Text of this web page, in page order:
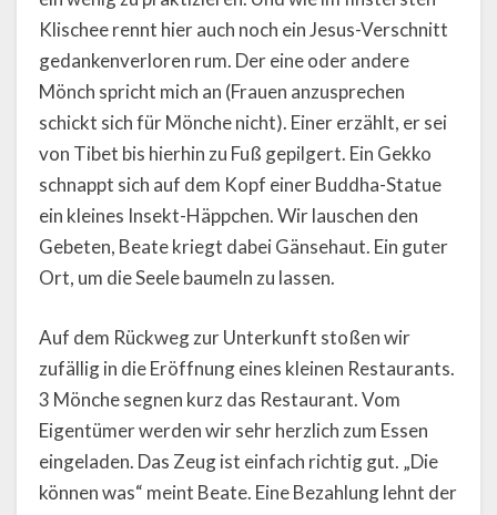
Klischee rennt hier auch noch ein Jesus-Verschnitt
gedankenverloren rum. Der eine oder andere
Mönch spricht mich an (Frauen anzusprechen
schickt sich für Mönche nicht). Einer erzählt, er sei
von Tibet bis hierhin zu Fuß gepilgert. Ein Gekko
schnappt sich auf dem Kopf einer Buddha-Statue
ein kleines Insekt-Häppchen. Wir lauschen den
Gebeten, Beate kriegt dabei Gänsehaut. Ein guter
Ort, um die Seele baumeln zu lassen.
Auf dem Rückweg zur Unterkunft stoßen wir
zufällig in die Eröffnung eines kleinen Restaurants.
3 Mönche segnen kurz das Restaurant. Vom
Eigentümer werden wir sehr herzlich zum Essen
eingeladen. Das Zeug ist einfach richtig gut. „Die
können was“ meint Beate. Eine Bezahlung lehnt der